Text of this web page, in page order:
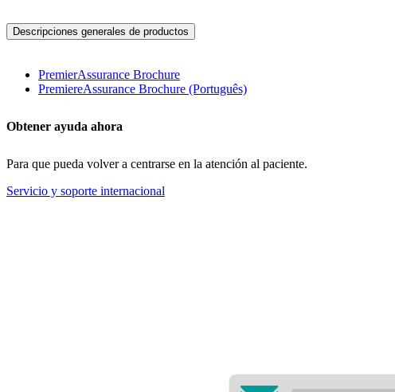
Descripciones generales de productos
PremierAssurance Brochure
PremiereAssurance Brochure (Português)
Obtener ayuda ahora
Para que pueda volver a centrarse en la atención al paciente.
Servicio y soporte internacional